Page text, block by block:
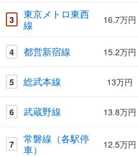
3
東京メトロ東西
線
16.7万円
4 都営新宿線 15.2万円
5 総武本線 13万円
6 武蔵野線 13.8万円
7
常磐線（各駅停
車）
12.5万円